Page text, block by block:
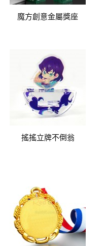
魔方創意金屬獎座
搖搖立牌不倒翁